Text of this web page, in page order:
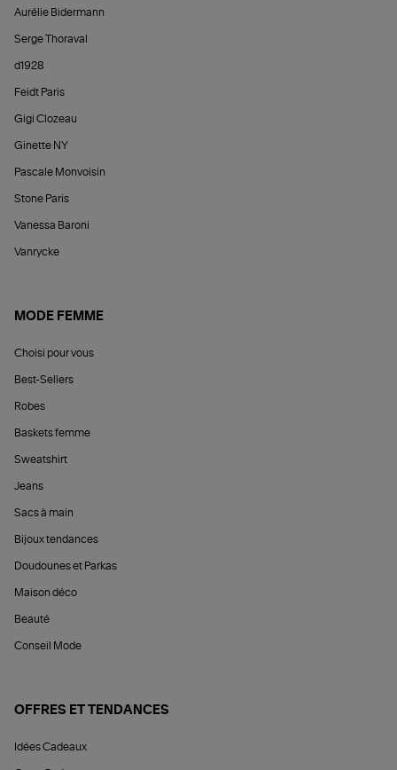
Aurélie Bidermann
Serge Thoraval
d1928
Feidt Paris
Gigi Clozeau
Ginette NY
Pascale Monvoisin
Stone Paris
Vanessa Baroni
Vanrycke
MODE FEMME
Choisi pour vous
Best-Sellers
Robes
Baskets femme
Sweatshirt
Jeans
Sacs à main
Bijoux tendances
Doudounes et Parkas
Maison déco
Beauté
Conseil Mode
OFFRES ET TENDANCES
Idées Cadeaux